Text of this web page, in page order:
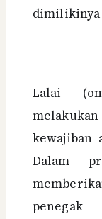
Lalai
kewajiban
Dalam
penegak